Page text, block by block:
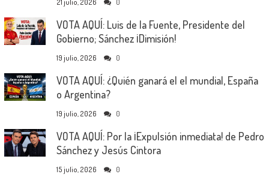
21 julio, 2026 0
VOTA AQUÍ: Luis de la Fuente, Presidente del
Gobierno; Sánchez ¡Dimisión!
19 julio, 2026 0
VOTA AQUÍ: ¿Quién ganará el el mundial, España
o Argentina?
19 julio, 2026 0
VOTA AQUÍ: Por la ¡Expulsión inmediata! de Pedro
Sánchez y Jesús Cintora
15 julio, 2026 0